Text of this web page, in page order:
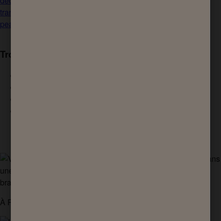
transpirant est le plus adapté à votre
peau.
Trouvez le produit adapté à votre peau
À PROPOS DE LA PEAU